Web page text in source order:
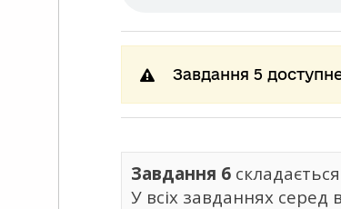
Завдання 5
Завдання 6
У всіх завданнях серед